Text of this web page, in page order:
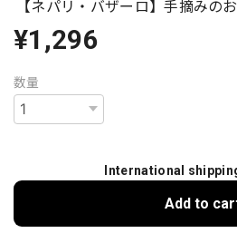
【ネパリ・バザーロ】手摘みの
¥1,296
数量
International
Add to